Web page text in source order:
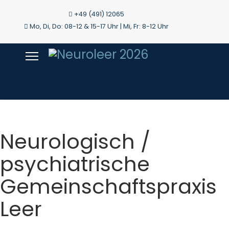
+49 (491) 12065
Mo, Di, Do: 08-12 & 15-17 Uhr | Mi, Fr: 8-12 Uhr
Neurologisch /
psychiatrische
Gemeinschaftspraxis
Leer